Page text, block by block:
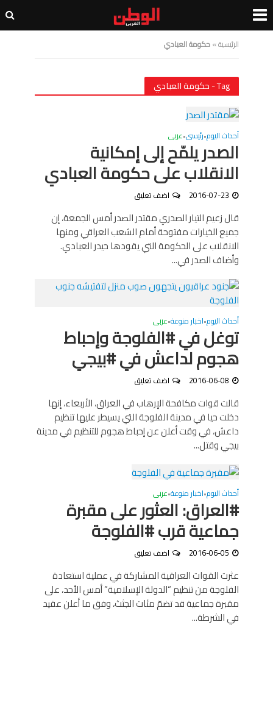
الرئيسية»حكومة العبادي
Tag - حكومة العبادي
أحداث اليوم•رئيسى•عربى
الصدر يلمّح إلى إمكانية
الانقلاب على حكومة العبادي
2016-07-23 اضف تعليق
قال زعيم التيار الصدري مقتدر الصدر أمس الجمعة، إن
جميع الخيارات مفتوحة أمام الشعب العراقي ومنها
الانقلاب على الحكومة التي يقودها حيدر العبادي.
وأضاف الصدر في...
أحداث اليوم•اخبار منوعة•عربى
توغل في #الفلوجة وإحباط
هجوم لداعش في #بيجي
2016-06-08 اضف تعليق
قالت قوات مكافحة الإرهاب في العراق، الأربعاء، إنها
دخلت حيا في مدينة الفلوجة التي يسيطر عليها تنظيم
داعش، في وقت أعلن عن إحباط هجوم للتنظيم في مدينة
بيجي وقتل...
أحداث اليوم•اخبار منوعة•عربى
#العراق: العثور على مقبرة
جماعية قرب #الفلوجة
2016-06-05 اضف تعليق
عثرت القوات العراقية المشاركة في عملية استعادة
الفلوجة من تنظيم “الدولة الإسلامية” أمس الأحد، على
مقبرة جماعية قد تضمّ مئات الجثث، وفق ما أعلن عقيد
في الشرطة...